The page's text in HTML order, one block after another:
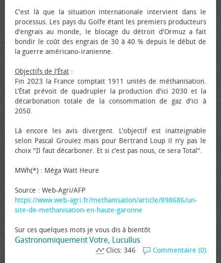
C'est là que la situation internationale intervient dans le
processus. Les pays du Golfe étant les premiers producteurs
d'engrais au monde, le blocage du détroit d'Ormuz a fait
bondir le coût des engrais de 30 à 40 % depuis le début de
la guerre américano-iranienne.
Objectifs de l’État :
Fin 2023 la France comptait 1911 unités de méthanisation.
L’État prévoit de quadrupler la production d'ici 2030 et la
décarbonation totale de la consommation de gaz d'ici à
2050.
Là encore les avis divergent. L'objectif est inatteignable
selon Pascal Grouiez mais pour Bertrand Loup il n'y pas le
choix "Il faut décarboner. Et si c'est pas nous, ce sera Total".
MWh(*) : Méga Watt Heure
Source : Web-Agri/AFP
https://www.web-agri.fr/methanisation/article/898686/un-
site-de-methanisation-en-haute-garonne
Sur ces quelques mots je vous dis à bientôt
Gastronomiquement Votre, Lucullus
Commentaire (0)
Clics: 346